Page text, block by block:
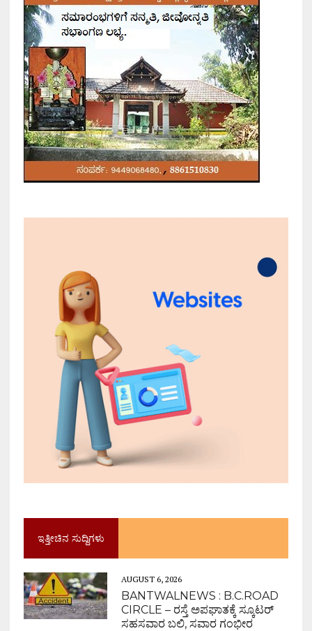
ಇತ್ತೀಚಿನ ಸುದ್ದಿಗಳು
AUGUST 6, 2026
BANTWALNEWS : B.C.ROAD
CIRCLE – ರಸ್ತೆ ಅಪಘಾತಕ್ಕೆ ಸ್ಕೂಟರ್
ಸಹಸವಾರ ಬಲಿ, ಸವಾರ ಗಂಭೀರ